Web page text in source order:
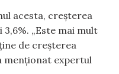
acesta, creșterea
„Este mai mult
de creșterea
menționat expertul